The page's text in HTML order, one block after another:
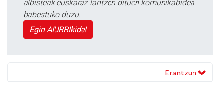
albisteak euskaraz lantzen dituen komunikabidea
babestuko duzu.
Egin AIURRIkide!
Erantzun